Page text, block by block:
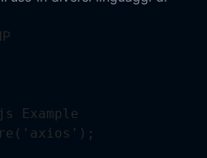
Example